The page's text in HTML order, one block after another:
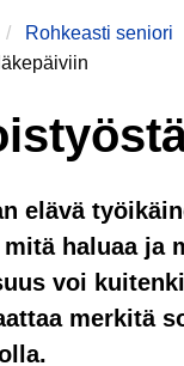
Rohkeasti seniori
elävä
haluaa ja
voi
merkitä